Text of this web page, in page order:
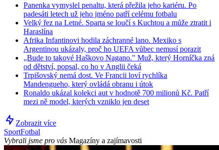
Panenka vymyslel penaltu, která přežila jeho kariéru. Po
padesáti letech už jeho jméno patří celému fotbalu
Velký řez na Letné. Sparta se loučí s Kuchtou a může ztratit i
Haraslína
Afrika Infantinovi hodila záchranné lano. Mexiko s
Argentinou ukázaly, proč ho UEFA vůbec nemusí porazit
„Bude to takové Haškovo Nagano." Muž, který Horníčka zná
od dětství, popsal, co ho v Anglii čeká
Trpišovský nemá dost. Ve Francii loví rychlíka
Mandengueho, který ovládá obranu i útok
Ronaldo ukázal kolekci aut v hodnotě 700 milionů Kč. Patří
mezi ně model, kterých vzniklo jen deset
Zobrazit více
SportFotbal
Vybrali jsme pro vás Magazíny a zajímavosti